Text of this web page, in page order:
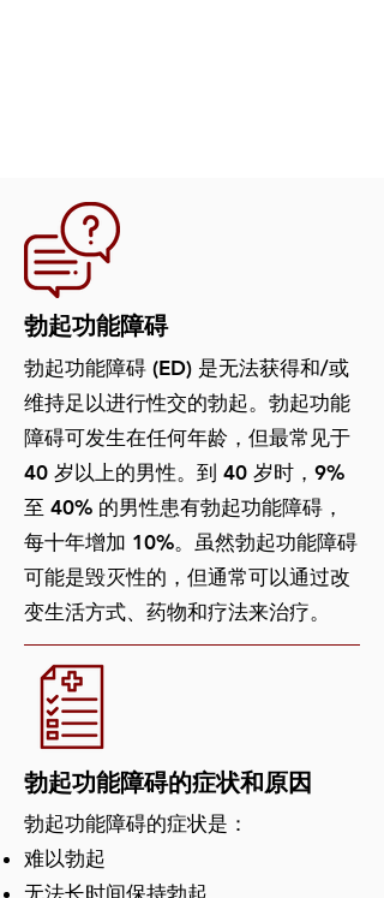
勃起功能障碍
勃起功能障碍 (ED) 是无法获得和/或
维持足以进行性交的勃起。勃起功能
障碍可发生在任何年龄，但最常见于
40 岁以上的男性。到 40 岁时，9%
至 40% 的男性患有勃起功能障碍，
每十年增加 10%。虽然勃起功能障碍
可能是毁灭性的，但通常可以通过改
变生活方式、药物和疗法来治疗。
​​勃起功能障碍的症状和原因
勃起功能障碍的症状是：
难以勃起
无法长时间保持勃起